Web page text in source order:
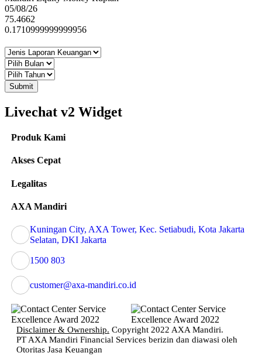
05/08/26
75.4662
0.1710999999999956
Submit
Livechat v2 Widget
Produk Kami
Akses Cepat
Legalitas
AXA Mandiri
Kuningan City, AXA Tower, Kec. Setiabudi, Kota Jakarta
Selatan, DKI Jakarta
1500 803
customer@axa-mandiri.co.id
Disclaimer & Ownership. Copyright 2022 AXA Mandiri.
PT AXA Mandiri Financial Services berizin dan diawasi oleh
Otoritas Jasa Keuangan